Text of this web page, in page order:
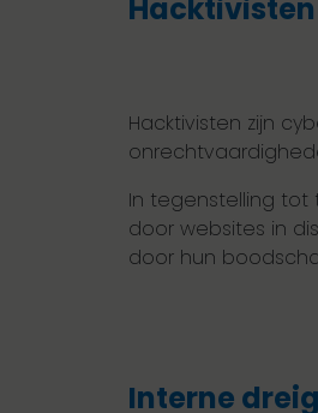
Hacktivisten
Hacktivisten zijn
In tegenstelling tot
door websites in
door hun
Interne